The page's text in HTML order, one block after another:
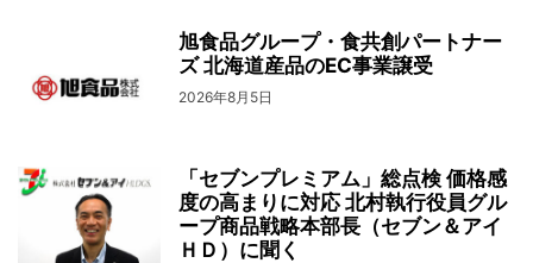
旭食品グループ・食共創パートナー
ズ 北海道産品のEC事業譲受
2026年8月5日
「セブンプレミアム」総点検 価格感
度の高まりに対応 北村執行役員グル
ープ商品戦略本部長（セブン＆アイ
ＨＤ）に聞く